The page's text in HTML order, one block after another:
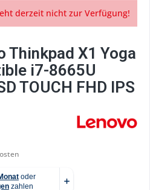
derzeit nicht zur Verfügung!
Thinkpad X1 Yoga
i7-8665U
TOUCH FHD IPS